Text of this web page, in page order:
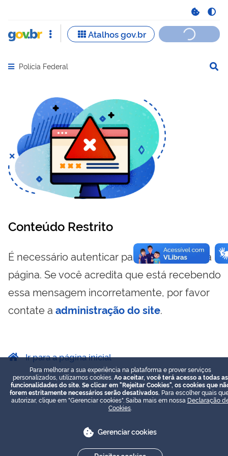
Abrir menu principal de navegação
Polícia Federal
Conteúdo Restrito
É necessário autenticar para visualizar essa
página. Se você acredita que está recebendo
essa mensagem incorretamente, por favor
contate a administração do site.
Ir para a página inicial
Para melhorar a sua experiência na plataforma e prover serviços
personalizados, utilizamos cookies. Ao aceitar, você terá acesso a todas as
funcionalidades do site. Se clicar em "Rejeitar Cookies", os cookies que
forem estritamente necessários serão desativados. Para escolher quais
autorizar, clique em "Gerenciar cookies". Saiba mais em nossa Declaração
Cookies
Gerenciar cookies